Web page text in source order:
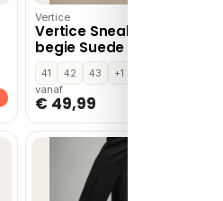
Vertice
Vertice Sneakers
begie Suede – Beige
41 42 43
+1
vanaf
€ 49,99